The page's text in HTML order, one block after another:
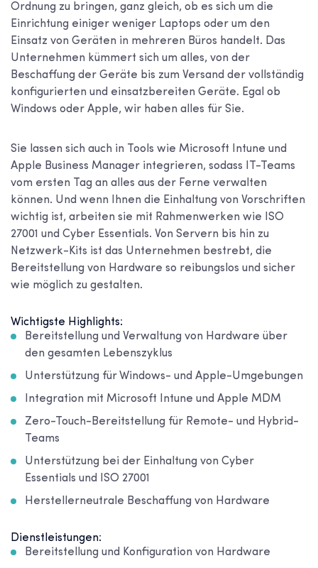
Ordnung zu bringen, ganz gleich, ob es sich um die
Einrichtung einiger weniger Laptops oder um den
Einsatz von Geräten in mehreren Büros handelt. Das
Unternehmen kümmert sich um alles, von der
Beschaffung der Geräte bis zum Versand der vollständig
konfigurierten und einsatzbereiten Geräte. Egal ob
Windows oder Apple, wir haben alles für Sie.
Sie lassen sich auch in Tools wie Microsoft Intune und
Apple Business Manager integrieren, sodass IT-Teams
vom ersten Tag an alles aus der Ferne verwalten
können. Und wenn Ihnen die Einhaltung von Vorschriften
wichtig ist, arbeiten sie mit Rahmenwerken wie ISO
27001 und Cyber Essentials. Von Servern bis hin zu
Netzwerk-Kits ist das Unternehmen bestrebt, die
Bereitstellung von Hardware so reibungslos und sicher
wie möglich zu gestalten.
Wichtigste Highlights:
Bereitstellung und Verwaltung von Hardware über
den gesamten Lebenszyklus
Unterstützung für Windows- und Apple-Umgebungen
Integration mit Microsoft Intune und Apple MDM
Zero-Touch-Bereitstellung für Remote- und Hybrid-
Teams
Unterstützung bei der Einhaltung von Cyber
Essentials und ISO 27001
Herstellerneutrale Beschaffung von Hardware
Dienstleistungen:
Bereitstellung und Konfiguration von Hardware